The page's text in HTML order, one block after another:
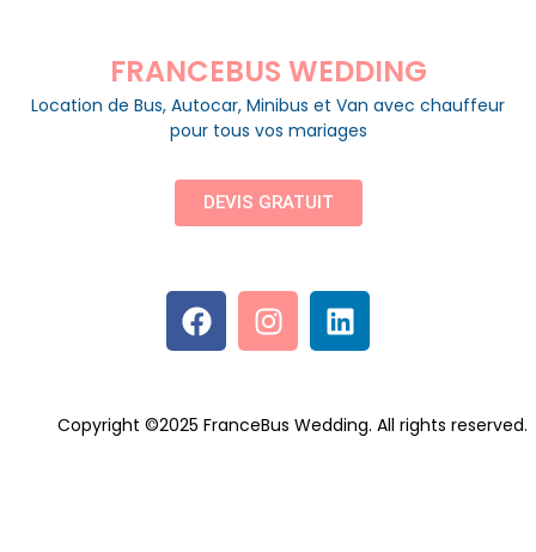
FRANCEBUS WEDDING
Location de Bus, Autocar, Minibus et Van avec chauffeur
pour tous vos mariages
DEVIS GRATUIT
Copyright ©2025 FranceBus Wedding. All rights reserved.